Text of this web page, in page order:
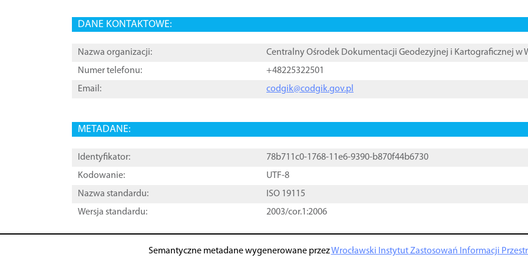
DANE KONTAKTOWE:
Nazwa organizacji:
Centralny Ośrodek Dokumentacji Geodezyjnej i Kartograficznej w
Numer telefonu:
+48225322501
Email:
codgik@codgik.gov.pl
METADANE:
Identyfikator:
78b711c0-1768-11e6-9390-b870f44b6730
Kodowanie:
UTF-8
Nazwa standardu:
ISO 19115
Wersja standardu:
2003/cor.1:2006
Semantyczne metadane wygenerowane przezWrocławski Instytut Zastosowań Informacji